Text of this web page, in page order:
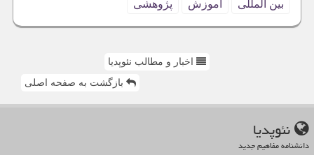
بین المللی
آموزش پژوهشی
اخبار و مطالب نئوپدیا
بازگشت به صفحه اصلی
نئوپدیا
دانشنامه مفاهیم جدید